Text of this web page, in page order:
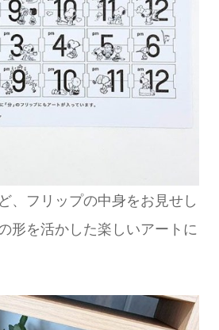
、フリップの中身をお見せし
形を活かした楽しいアートに